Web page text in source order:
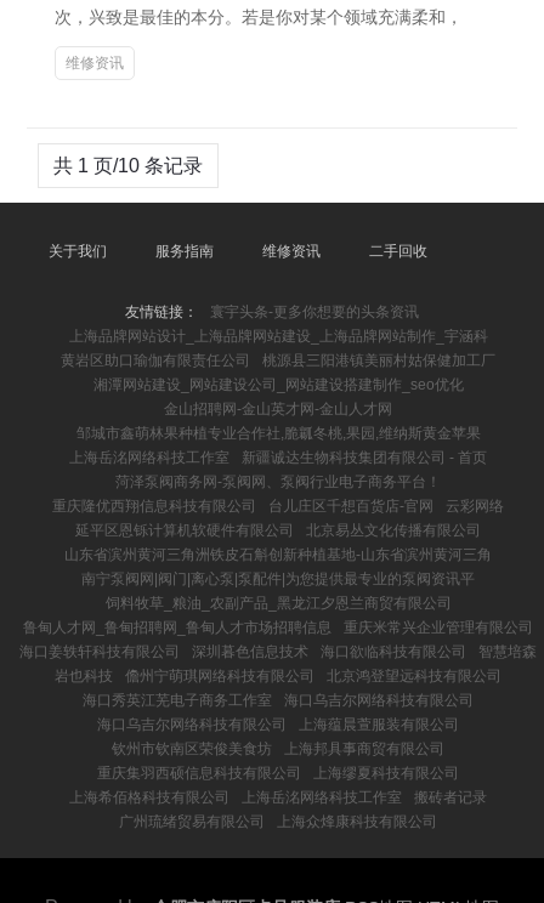
次，兴致是最佳的本分。若是你对某个领域充满柔和，
维修资讯
共 1 页/10 条记录
关于我们 服务指南 维修资讯 二手回收
友情链接：
寰宇头条-更多你想要的头条资讯
上海品牌网站设计_上海品牌网站建设_上海品牌网站制作_宇涵科
黄岩区助口瑜伽有限责任公司
桃源县三阳港镇美丽村姑保健加工厂
湘潭网站建设_网站建设公司_网站建设搭建制作_seo优化
金山招聘网-金山英才网-金山人才网
邹城市鑫萌林果种植专业合作社,脆瓤冬桃,果园,维纳斯黄金苹果
上海岳洺网络科技工作室
新疆诚达生物科技集团有限公司 - 首页
菏泽泵阀商务网-泵阀网、泵阀行业电子商务平台！
重庆隆优西翔信息科技有限公司
台儿庄区千想百货店-官网
云彩网络
延平区恩铄计算机软硬件有限公司
北京易丛文化传播有限公司
山东省滨州黄河三角洲铁皮石斛创新种植基地-山东省滨州黄河三角
南宁泵阀网|阀门|离心泵|泵配件|为您提供最专业的泵阀资讯平
饲料牧草_粮油_农副产品_黑龙江夕恩兰商贸有限公司
鲁甸人才网_鲁甸招聘网_鲁甸人才市场招聘信息
重庆米常兴企业管理有限公司
海口姜轶轩科技有限公司
深圳暮色信息技术 海口欲临科技有限公司
智慧培森
岩也科技
儋州宁萌琪网络科技有限公司
北京鸿登望远科技有限公司
海口秀英江芜电子商务工作室
海口乌吉尔网络科技有限公司
海口乌吉尔网络科技有限公司
上海蕴晨萱服装有限公司
钦州市钦南区荣俊美食坊
上海邦具事商贸有限公司
重庆集羽西硕信息科技有限公司
上海缪夏科技有限公司
上海希佰格科技有限公司
上海岳洺网络科技工作室
搬砖者记录
广州琉绪贸易有限公司
上海众烽康科技有限公司